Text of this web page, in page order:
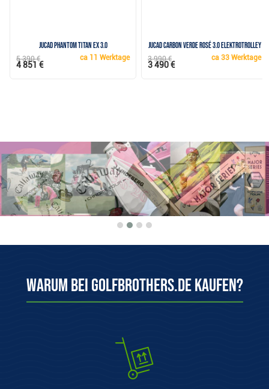
JuCad Phantom Titan eX 3.0
ca 11 Werktage
5 390 €
4 851 €
JuCad Carbon Verde Rosé 3.0 Elektrotrolley
ca33 Werktage
3 990 €
3 490 €
Warum bei Golfbrothers.de kaufen?